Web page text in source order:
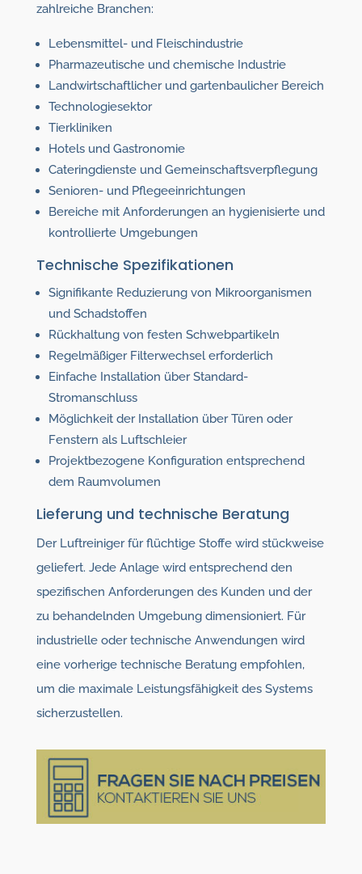
zahlreiche Branchen:
Lebensmittel- und Fleischindustrie
Pharmazeutische und chemische Industrie
Landwirtschaftlicher und gartenbaulicher Bereich
Technologiesektor
Tierkliniken
Hotels und Gastronomie
Cateringdienste und Gemeinschaftsverpflegung
Senioren- und Pflegeeinrichtungen
Bereiche mit Anforderungen an hygienisierte und
kontrollierte Umgebungen
Technische Spezifikationen
Signifikante Reduzierung von Mikroorganismen
und Schadstoffen
Rückhaltung von festen Schwebpartikeln
Regelmäßiger Filterwechsel erforderlich
Einfache Installation über Standard-
Stromanschluss
Möglichkeit der Installation über Türen oder
Fenstern als Luftschleier
Projektbezogene Konfiguration entsprechend
dem Raumvolumen
Lieferung und technische Beratung
Der Luftreiniger für flüchtige Stoffe wird stückweise
geliefert. Jede Anlage wird entsprechend den
spezifischen Anforderungen des Kunden und der
zu behandelnden Umgebung dimensioniert. Für
industrielle oder technische Anwendungen wird
eine vorherige technische Beratung empfohlen,
um die maximale Leistungsfähigkeit des Systems
sicherzustellen.